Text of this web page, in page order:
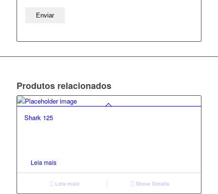
Produtos relacionados
Shark 125
Leia mais
Leia mais Show Details